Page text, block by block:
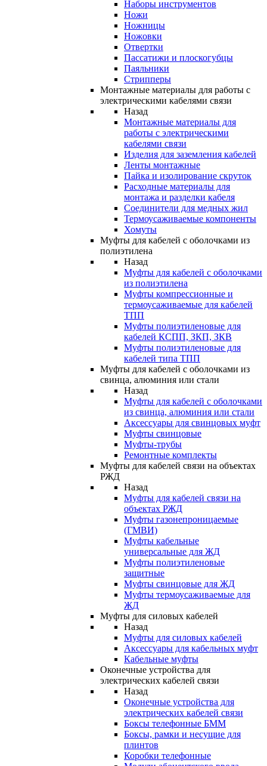
Наборы инструментов
Ножи
Ножницы
Ножовки
Отвертки
Пассатижи и плоскогубцы
Паяльники
Стрипперы
Монтажные материалы для работы с
электрическими кабелями связи
Назад
Монтажные материалы для
работы с электрическими
кабелями связи
Изделия для заземления кабелей
Ленты монтажные
Пайка и изолирование скруток
Расходные материалы для
монтажа и разделки кабеля
Соединители для медных жил
Термоусаживаемые компоненты
Хомуты
Муфты для кабелей с оболочками из
полиэтилена
Назад
Муфты для кабелей с оболочками
из полиэтилена
Муфты компрессионные и
термоусаживаемые для кабелей
ТПП
Муфты полиэтиленовые для
кабелей КСПП, ЗКП, ЗКВ
Муфты полиэтиленовые для
кабелей типа ТПП
Муфты для кабелей с оболочками из
свинца, алюминия или стали
Назад
Муфты для кабелей с оболочками
из свинца, алюминия или стали
Аксессуары для свинцовых муфт
Муфты свинцовые
Муфты-трубы
Ремонтные комплекты
Муфты для кабелей связи на объектах
РЖД
Назад
Муфты для кабелей связи на
объектах РЖД
Муфты газонепроницаемые
(ГМВИ)
Муфты кабельные
универсальные для ЖД
Муфты полиэтиленовые
защитные
Муфты свинцовые для ЖД
Муфты термоусаживаемые для
ЖД
Муфты для силовых кабелей
Назад
Муфты для силовых кабелей
Аксессуары для кабельных муфт
Кабельные муфты
Оконечные устройства для
электрических кабелей связи
Назад
Оконечные устройства для
электрических кабелей связи
Боксы телефонные БММ
Боксы, рамки и несущие для
плинтов
Коробки телефонные